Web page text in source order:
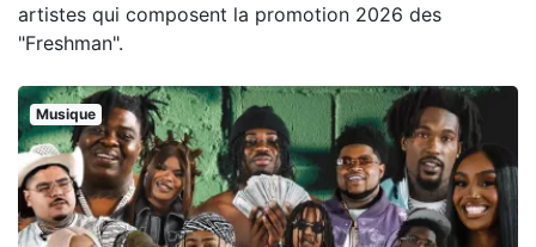
artistes qui composent la promotion 2026 des
"Freshman".
Musique